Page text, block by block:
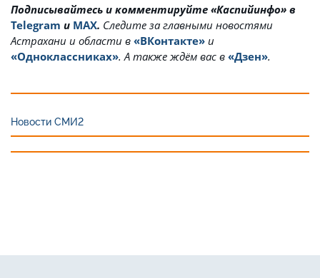
Подписывайтесь и комментируйте «Каспийинфо» в
Telegram и MAX. Cледите за главными новостями
Астрахани и области в «ВКонтакте» и
«Одноклассниках». А также ждём вас в «Дзен».
Новости СМИ2